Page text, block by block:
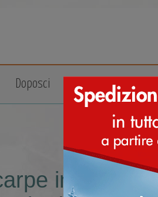
Doposci Accessori
invernali